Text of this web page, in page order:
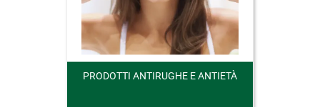
PRODOTTI ANTIRUGHE E ANTIETÀ